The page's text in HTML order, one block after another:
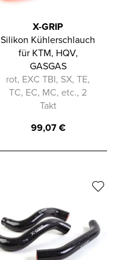
X-GRIP
Silikon Kühlerschlauch
für KTM, HQV,
GASGAS
rot, EXC TBI, SX, TE,
TC, EC, MC, etc., 2
Takt
99,07€